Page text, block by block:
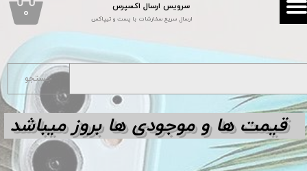
سرویس ارسال اکسپرس
ارسال سریع سفارشات با پست و تیپاکس
سفارشات
۰
جستجو
قیمت ها و موجودی ها بروز میباشد